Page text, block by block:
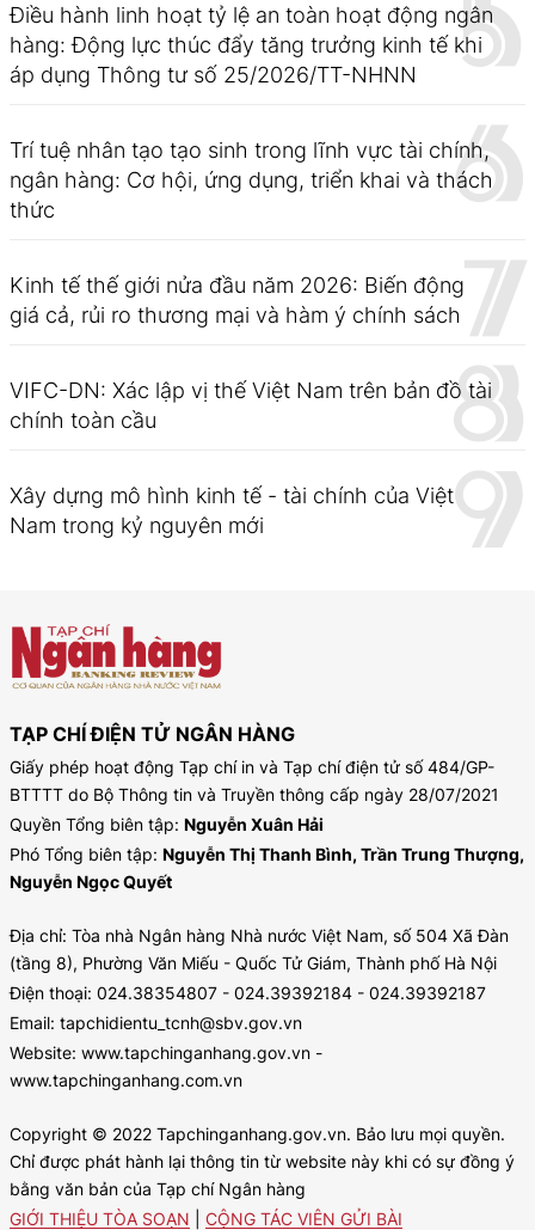
Điều hành linh hoạt tỷ lệ an toàn hoạt động ngân
hàng: Động lực thúc đẩy tăng trưởng kinh tế khi
áp dụng Thông tư số 25/2026/TT-NHNN
Trí tuệ nhân tạo tạo sinh trong lĩnh vực tài chính,
ngân hàng: Cơ hội, ứng dụng, triển khai và thách
thức
Kinh tế thế giới nửa đầu năm 2026: Biến động
giá cả, rủi ro thương mại và hàm ý chính sách
VIFC-DN: Xác lập vị thế Việt Nam trên bản đồ tài
chính toàn cầu
Xây dựng mô hình kinh tế - tài chính của Việt
Nam trong kỷ nguyên mới
TẠP CHÍ ĐIỆN TỬ NGÂN HÀNG
Giấy phép hoạt động Tạp chí in và Tạp chí điện tử số 484/GP-
BTTTT do Bộ Thông tin và Truyền thông cấp ngày 28/07/2021
Quyền Tổng biên tập: Nguyễn Xuân Hải
Phó Tổng biên tập: Nguyễn Thị Thanh Bình, Trần Trung Thượng,
Nguyễn Ngọc Quyết
Địa chỉ: Tòa nhà Ngân hàng Nhà nước Việt Nam, số 504 Xã Đàn
(tầng 8), Phường Văn Miếu - Quốc Tử Giám, Thành phố Hà Nội
Điện thoại: 024.38354807 - 024.39392184 - 024.39392187
Email: tapchidientu_tcnh@sbv.gov.vn
Website: www.tapchinganhang.gov.vn -
www.tapchinganhang.com.vn
Copyright © 2022 Tapchinganhang.gov.vn. Bảo lưu mọi quyền.
Chỉ được phát hành lại thông tin từ website này khi có sự đồng ý
bằng văn bản của Tạp chí Ngân hàng
GIỚI THIỆU TÒA SOẠN
CỘNG TÁC VIÊN GỬI BÀI